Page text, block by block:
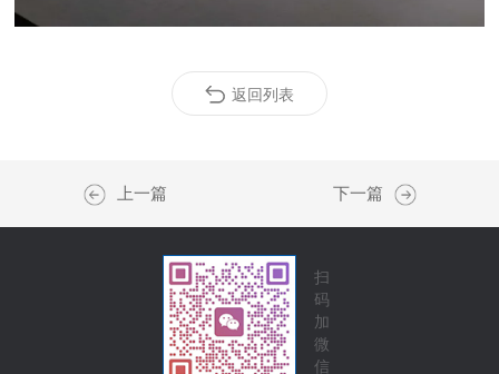
返回列表
上一篇 下一篇
扫
码
加
微
信